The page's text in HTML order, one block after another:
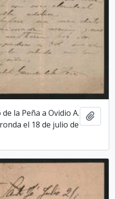
la Peña a Ovidio A.
el 18 de julio de